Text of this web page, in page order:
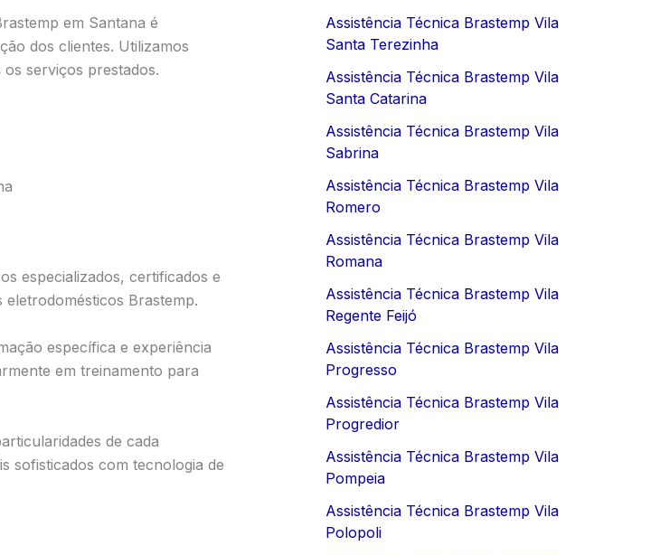
em Santana é
dos clientes. Utilizamos
serviços prestados.
especializados, certificados e
Brastemp.
específica e experiência
em treinamento para
de cada
sofisticados com tecnologia de
Assistência Técnica Brastemp Vila
Santa Terezinha
Assistência Técnica Brastemp Vila
Santa Catarina
Assistência Técnica Brastemp Vila
Sabrina
Assistência Técnica Brastemp Vila
Romero
Assistência Técnica Brastemp Vila
Romana
Assistência Técnica Brastemp Vila
Regente Feijó
Assistência Técnica Brastemp Vila
Progresso
Assistência Técnica Brastemp Vila
Progredior
Assistência Técnica Brastemp Vila
Pompeia
Assistência Técnica Brastemp Vila
Polopoli